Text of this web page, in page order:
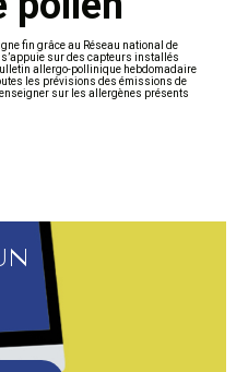
fin grâce au Réseau national de
sur des capteurs installés
allergo-pollinique hebdomadaire
les prévisions des émissions de
sur les allergènes présents